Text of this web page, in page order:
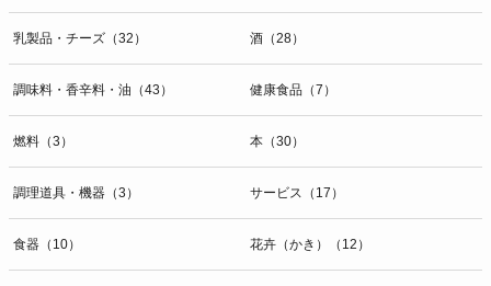
乳製品・チーズ（32） 酒（28）
調味料・香辛料・油（43） 健康食品（7）
燃料（3） 本（30）
調理道具・機器（3） サービス（17）
食器（10） 花卉（かき）（12）